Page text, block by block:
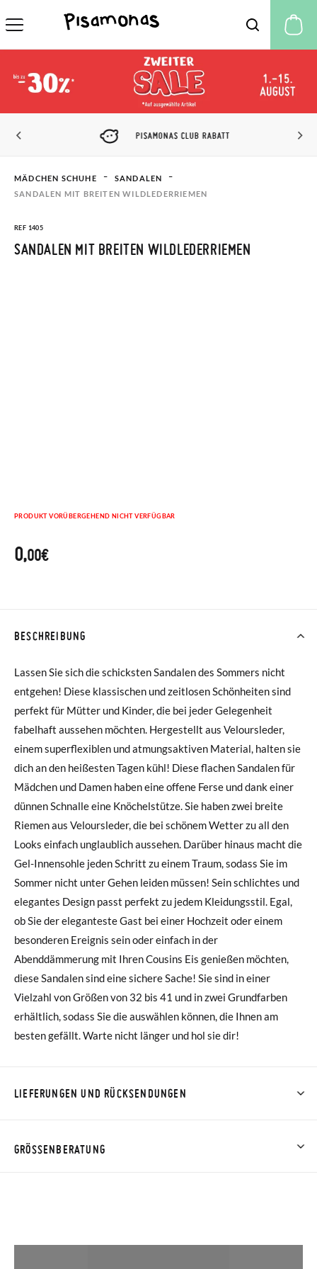
PISAMONAS CLUB RABATT
MÄDCHEN SCHUHE
SANDALEN
SANDALEN MIT BREITEN WILDLEDERRIEMEN
REF 1405
SANDALEN MIT BREITEN WILDLEDERRIEMEN
PRODUKT VORÜBERGEHEND NICHT VERFÜGBAR
0,00€
BESCHREIBUNG
Lassen Sie sich die schicksten Sandalen des Sommers nicht
entgehen! Diese klassischen und zeitlosen Schönheiten sind
perfekt für Mütter und Kinder, die bei jeder Gelegenheit
fabelhaft aussehen möchten. Hergestellt aus Veloursleder,
einem superflexiblen und atmungsaktiven Material, halten sie
dich an den heißesten Tagen kühl! Diese flachen Sandalen für
Mädchen und Damen haben eine offene Ferse und dank einer
dünnen Schnalle eine Knöchelstütze. Sie haben zwei breite
Riemen aus Veloursleder, die bei schönem Wetter zu all den
Looks einfach unglaublich aussehen. Darüber hinaus macht die
Gel-Innensohle jeden Schritt zu einem Traum, sodass Sie im
Sommer nicht unter Gehen leiden müssen! Sein schlichtes und
elegantes Design passt perfekt zu jedem Kleidungsstil. Egal,
ob Sie der eleganteste Gast bei einer Hochzeit oder einem
besonderen Ereignis sein oder einfach in der
Abenddämmerung mit Ihren Cousins Eis genießen möchten,
diese Sandalen sind eine sichere Sache! Sie sind in einer
Vielzahl von Größen von 32 bis 41 und in zwei Grundfarben
erhältlich, sodass Sie die auswählen können, die Ihnen am
besten gefällt. Warte nicht länger und hol sie dir!
LIEFERUNGEN UND RÜCKSENDUNGEN
Bestellungen unter 40 € kostet der Standardversand 4,95 €;
GRÖSSENBERATUNG